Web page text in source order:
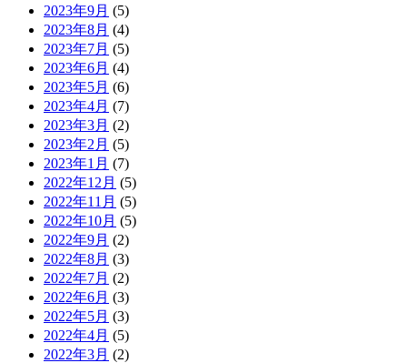
2023年9月 (5)
2023年8月 (4)
2023年7月 (5)
2023年6月 (4)
2023年5月 (6)
2023年4月 (7)
2023年3月 (2)
2023年2月 (5)
2023年1月 (7)
2022年12月 (5)
2022年11月 (5)
2022年10月 (5)
2022年9月 (2)
2022年8月 (3)
2022年7月 (2)
2022年6月 (3)
2022年5月 (3)
2022年4月 (5)
2022年3月 (2)